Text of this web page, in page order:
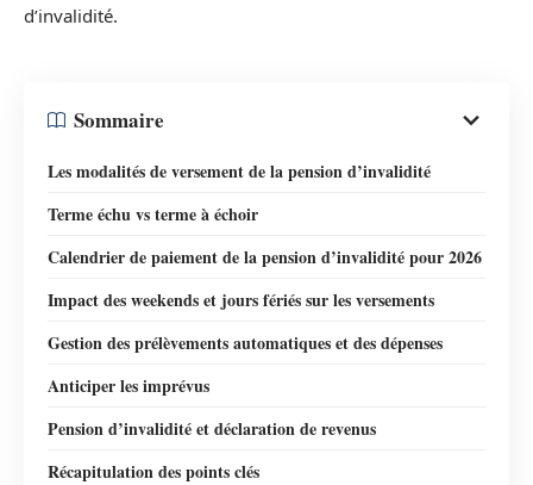
d’invalidité.
Sommaire
Les modalités de versement de la pension d’invalidité
Terme échu vs terme à échoir
Calendrier de paiement de la pension d’invalidité pour 2026
Impact des weekends et jours fériés sur les versements
Gestion des prélèvements automatiques et des dépenses
Anticiper les imprévus
Pension d’invalidité et déclaration de revenus
Récapitulation des points clés